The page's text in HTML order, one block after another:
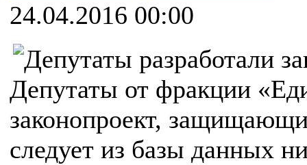
24.04.2016 00:00
Депутаты от фракции
законопроект,
следует из базы данных